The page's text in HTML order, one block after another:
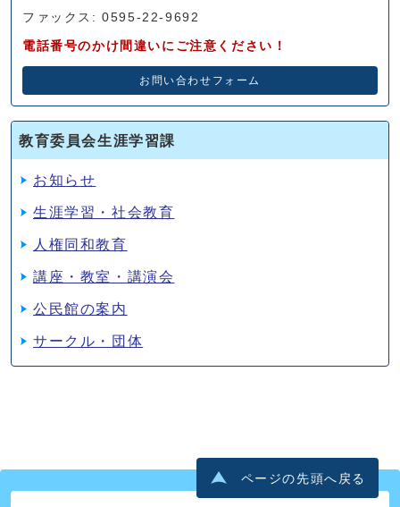
ファックス: 0595-22-9692
電話番号のかけ間違いにご注意ください！
お問い合わせフォーム
教育委員会生涯学習課
お知らせ
生涯学習・社会教育
人権同和教育
講座・教室・講演会
公民館の案内
サークル・団体
ページの先頭へ戻る